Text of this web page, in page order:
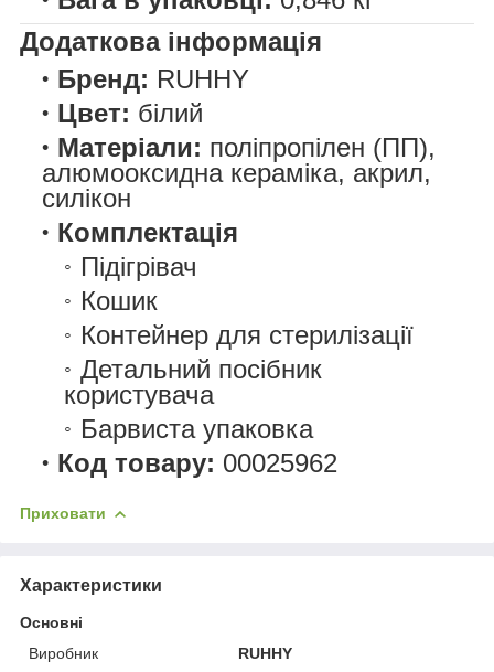
Додаткова інформація
Бренд: RUHHY
Цвет: білий
Матеріали: поліпропілен (ПП),
алюмооксидна кераміка, акрил,
силікон
Комплектація
Підігрівач
Кошик
Контейнер для стерилізації
Детальний посібник
користувача
Барвиста упаковка
Код товару: 00025962
Приховати
Характеристики
Основні
Виробник
RUHHY